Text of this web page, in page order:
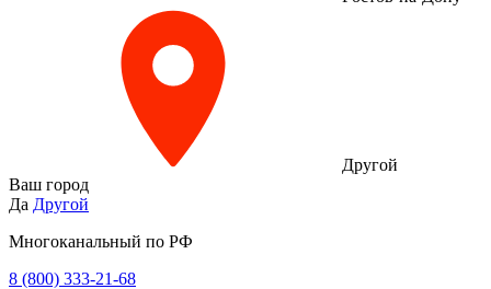
Другой
Ваш город
Да Другой
Многоканальный по РФ
8 (800) 333‑21-68